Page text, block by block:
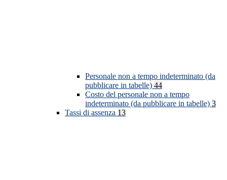
Personale non a tempo indeterminato (da
pubblicare in tabelle) 44
Costo del personale non a tempo
indeterminato (da pubblicare in tabelle) 3
Tassi di assenza 13